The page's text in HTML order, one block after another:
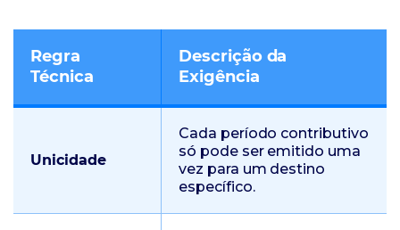
Regra
Técnica
Descrição da
Exigência
Unicidade
Cada período contributivo
só pode ser emitido uma
vez para um destino
específico.